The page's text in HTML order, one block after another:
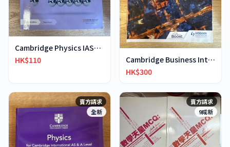
Cambridge Physics IAS&IA-Level workbook
HK$110
Cambridge Business International AS & A-Level
HK$300
賣方請求
全新
賣方請求
9成新